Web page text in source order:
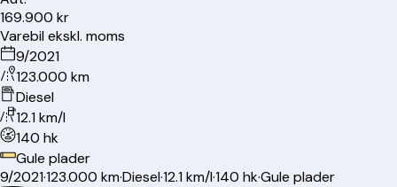
169.900 kr
Varebil ekskl. moms
9/2021
123.000 km
Diesel
12.1 km/l
140 hk
Gule plader
9/2021·123.000 km·Diesel·12.1 km/l·140 hk·Gule plader